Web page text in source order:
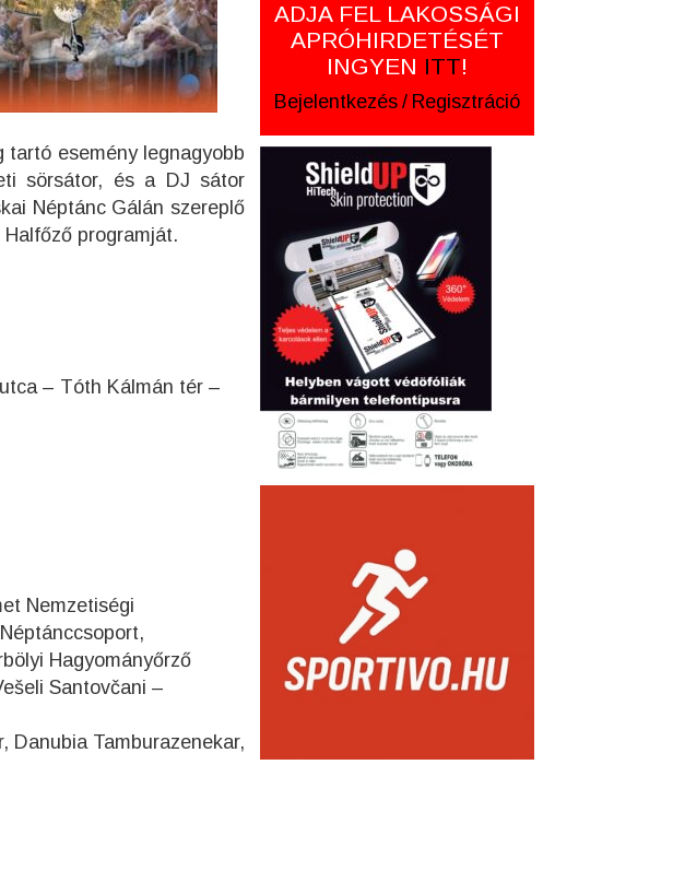
tartó esemény legnagyobb
sörsátor, és a DJ sátor
Néptánc Gálán szereplő
programját.
– Tóth Kálmán tér –
Nemzetiségi
Hagyományőrző
Santovčani –
Danubia Tamburazenekar,
ADJA FEL LAKOSSÁGI
APRÓHIRDETÉSÉT
INGYEN ITT!
Bejelentkezés / Regisztráció